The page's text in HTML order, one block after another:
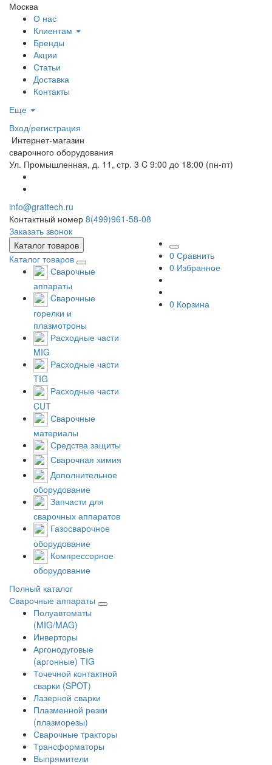
Москва
О нас
Клиентам
Бренды
Акции
Статьи
Доставка
Контакты
Еще
Вход/регистрация
Интернет-магазин
сварочного оборудования
Ул. Промышленная, д. 11, стр. 3 C 9:00 до 18:00 (пн-пт)
info@grattech.ru
Контактный номер 8(499)961-58-08
Заказать звонок
Каталог товаров
Каталог товаров
Сварочные
аппараты
Cварочные
горелки и
плазмотроны
Расходные части
MIG
Расходные части
TIG
Расходные части
CUT
Сварочные
материалы
Средства защиты
Сварочная химия
Дополнительное
оборудование
Запчасти для
сварочных аппаратов
Газосварочное
оборудование
Компрессорное
оборудование
Полный каталог
Сварочные аппараты
Полуавтоматы
(MIG/MAG)
Инверторы
Аргонодуговые
(аргонные) TIG
Точечной контактной
сварки (SPOT)
Лазерной сварки
Плазменной резки
(плазморезы)
Сварочные тракторы
Трансформаторы
Выпрямители
0 Сравнить
0 Избранное
0 Корзина